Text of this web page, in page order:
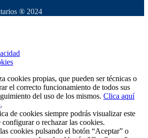
® 2024
cookies propias, que pueden ser técnicas o
el correcto funcionamiento de todos sus
del uso de los mismos. Clica aquí
.
de cookies siempre podrás visualizar este
o rechazar las cookies.
cookies pulsando el botón “Aceptar” o